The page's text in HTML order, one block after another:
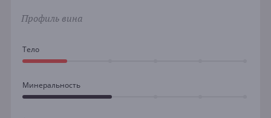
Профиль вина
Тело
Минеральность